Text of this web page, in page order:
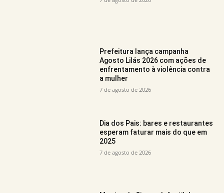
Prefeitura lança campanha
Agosto Lilás 2026 com ações de
enfrentamento à violência contra
a mulher
7 de agosto de 2026
Dia dos Pais: bares e restaurantes
esperam faturar mais do que em
2025
7 de agosto de 2026